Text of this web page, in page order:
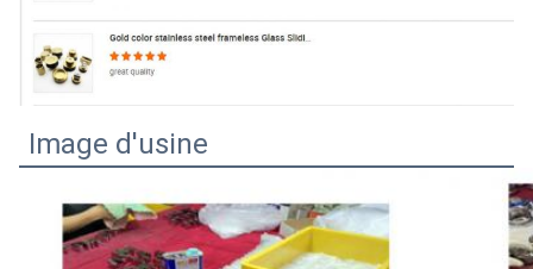
Image d'usine